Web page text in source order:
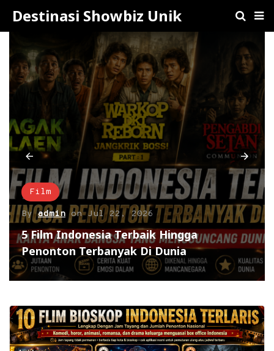
Destinasi Showbiz Unik
Film
Byadmin onJul 22, 2026
5 Film Indonesia Terbaik Hingga
Penonton Terbanyak Di Dunia